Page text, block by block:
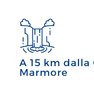
A 15 km dalla
Marmore